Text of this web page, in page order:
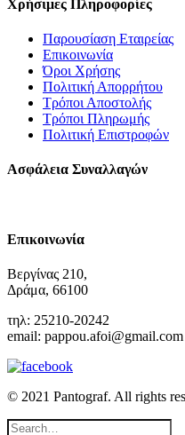
Χρήσιμες Πληροφορίες
Παρουσίαση Εταιρείας
Επικοινωνία
Όροι Χρήσης
Πολιτική Απορρήτου
Τρόποι Αποστολής
Τρόποι Πληρωμής
Πολιτική Επιστροφών
Ασφάλεια Συναλλαγών
Επικοινωνία
Βεργίνας 210,
Δράμα, 66100
τηλ: 25210-20242
email: pappou.afoi@gmail.com
© 2021 Pantograf. All rights